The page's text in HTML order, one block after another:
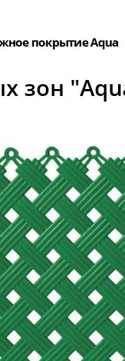
покрытие Aqua
зон